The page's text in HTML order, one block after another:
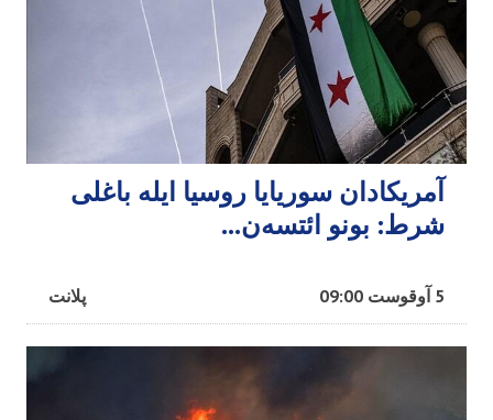
آمریکادان سوریایا روسیا ایله باغلی
شرط: بونو ائتسه‌ن...
پلانت 5 آوقوست 09:00